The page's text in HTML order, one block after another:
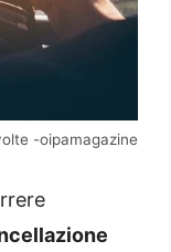
-oipamagazine